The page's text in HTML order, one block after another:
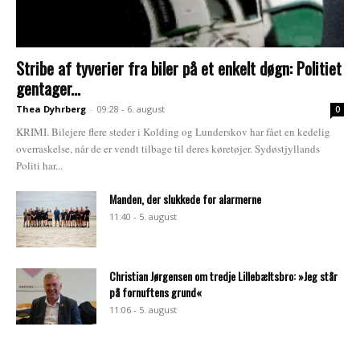
Stribe af tyverier fra biler på et enkelt døgn: Politiet
gentager...
Thea Dyhrberg - 09:28 - 6. august 0
KRIMI. Bilejere flere steder i Kolding og Lunderskov har fået en kedelig
overraskelse, når de er vendt tilbage til deres køretøjer. Sydøstjyllands
Politi har...
Manden, der slukkede for alarmerne
11:40 - 5. august
Christian Jørgensen om tredje Lillebæltsbro: »Jeg står
på fornuftens grund«
11:06 - 5. august